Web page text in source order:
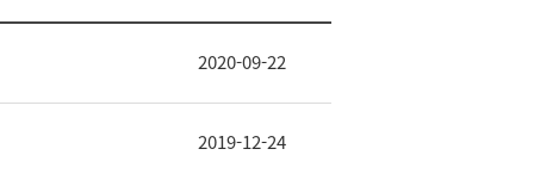
2020-09-22
2019-12-24